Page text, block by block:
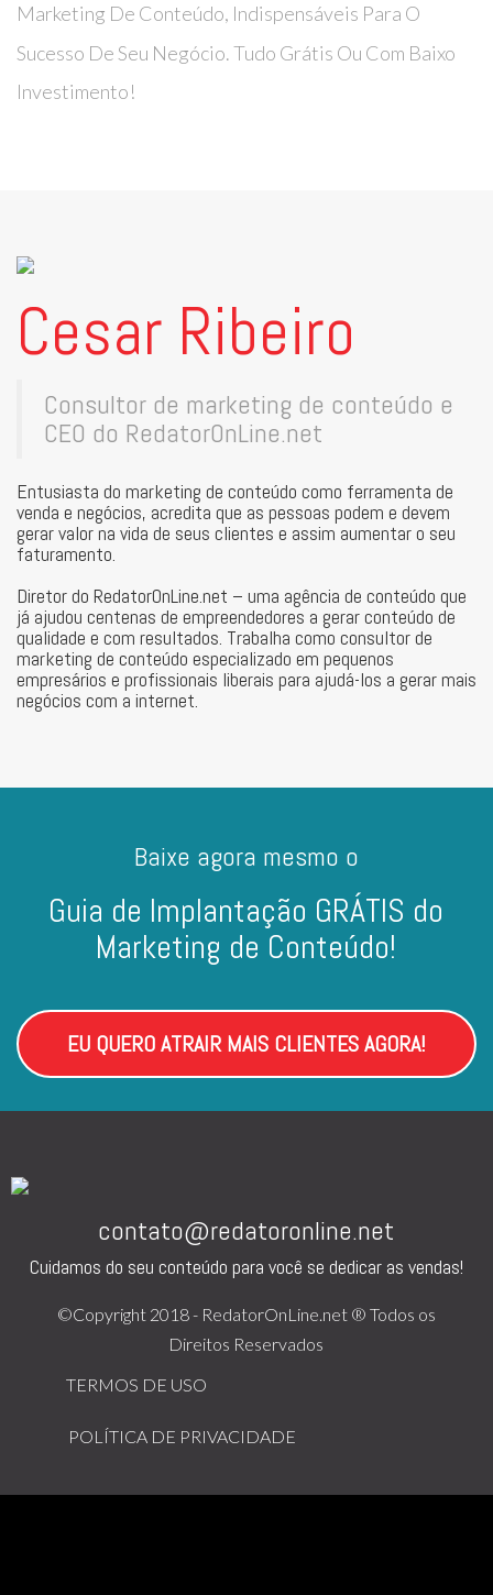
Marketing De Conteúdo, Indispensáveis Para O
Sucesso De Seu Negócio. Tudo Grátis Ou Com Baixo
Investimento!
Cesar Ribeiro
Consultor de marketing de conteúdo e
CEO do RedatorOnLine.net
Entusiasta do marketing de conteúdo como ferramenta de
venda e negócios, acredita que as pessoas podem e devem
gerar valor na vida de seus clientes e assim aumentar o seu
faturamento.
Diretor do RedatorOnLine.net – uma agência de conteúdo que
já ajudou centenas de empreendedores a gerar conteúdo de
qualidade e com resultados. Trabalha como consultor de
marketing de conteúdo especializado em pequenos
empresários e profissionais liberais para ajudá-los a gerar mais
negócios com a internet.
Baixe agora mesmo o
Guia de Implantação GRÁTIS do
Marketing de Conteúdo!
EU QUERO ATRAIR MAIS CLIENTES AGORA!
contato@redatoronline.net
Cuidamos do seu conteúdo para você se dedicar as vendas!
©Copyright 2018 - RedatorOnLine.net ® Todos os
Direitos Reservados
TERMOS DE USO
POLÍTICA DE PRIVACIDADE